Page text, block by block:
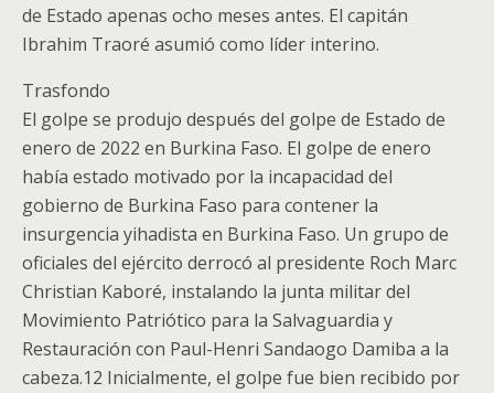
de Estado apenas ocho meses antes. El capitán
Ibrahim Traoré asumió como líder interino.
Trasfondo
El golpe se produjo después del golpe de Estado de
enero de 2022 en Burkina Faso. El golpe de enero
había estado motivado por la incapacidad del
gobierno de Burkina Faso para contener la
insurgencia yihadista en Burkina Faso. Un grupo de
oficiales del ejército derrocó al presidente Roch Marc
Christian Kaboré, instalando la junta militar del
Movimiento Patriótico para la Salvaguardia y
Restauración con Paul-Henri Sandaogo Damiba a la
cabeza.1​2​ Inicialmente, el golpe fue bien recibido por